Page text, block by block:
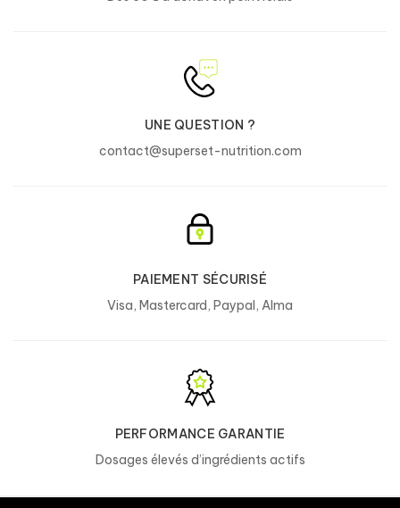
leur masse musculaire.
PRÉCAUTIONS ?
dans le cadre d'un mode de vie sain. Ne
pas dépasser la dose journalière
Déconseillé aux femmes enceintes ou
allaitantes, aux adolescents et aux
à l'abri de la chaleur et de la lumière.
ALLERGÈNES ?
des protéines delait, dugluten, des
UNE QUESTION ?
contact@superset-nutrition.com
PAIEMENT SÉCURISÉ
Visa, Mastercard, Paypal, Alma
PERFORMANCE GARANTIE
Dosages élevés d’ingrédients actifs